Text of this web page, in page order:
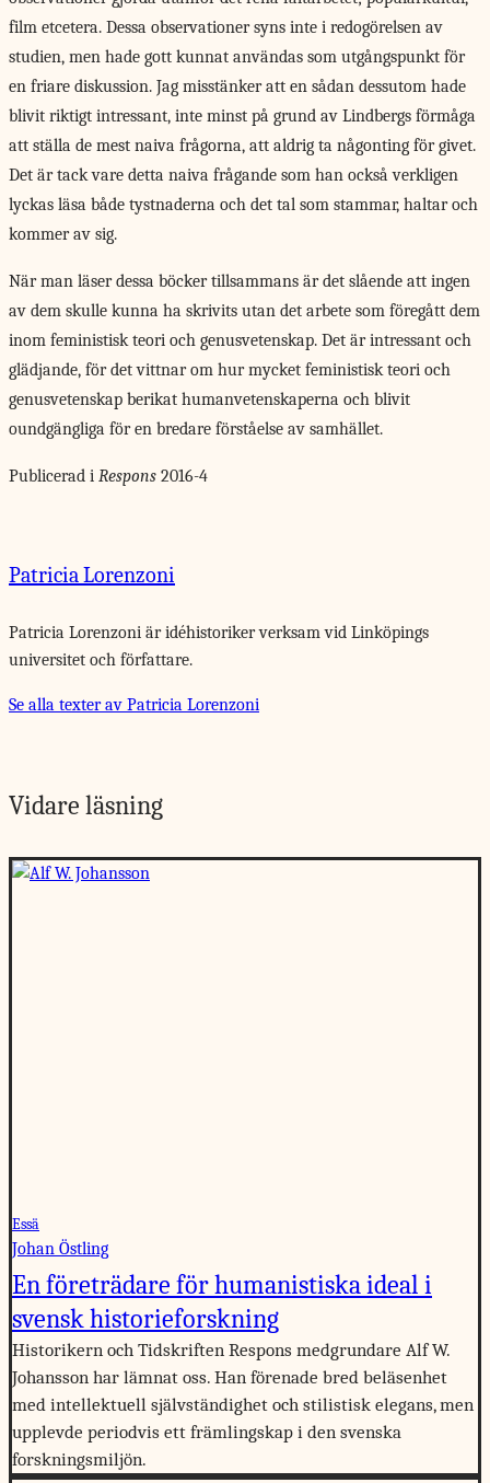
film etcetera. Dessa observationer syns inte i redogörelsen av
studien, men hade gott kunnat användas som utgångspunkt för
en friare diskussion. Jag misstänker att en sådan dessutom hade
blivit riktigt intressant, inte minst på grund av Lindbergs förmåga
att ställa de mest naiva frågorna, att aldrig ta någonting för givet.
Det är tack vare detta naiva frågande som han också verkligen
lyckas läsa både tystnaderna och det tal som stammar, haltar och
kommer av sig.
När man läser dessa böcker tillsammans är det slående att ingen
av dem skulle kunna ha skrivits utan det arbete som föregått dem
inom feministisk teori och genusvetenskap. Det är intressant och
glädjande, för det vittnar om hur mycket feministisk teori och
genusvetenskap berikat humanvetenskaperna och blivit
oundgängliga för en bredare förståelse av samhället.
Publicerad i Respons 2016-4
Patricia Lorenzoni
Patricia Lorenzoni är idéhistoriker verksam vid Linköpings
universitet och författare.
Se alla texter av Patricia Lorenzoni
Vidare läsning
Essä
Johan Östling
En företrädare för humanistiska ideal i
svensk historieforskning
Historikern och Tidskriften Respons medgrundare Alf W.
Johansson har lämnat oss. Han förenade bred beläsenhet
med intellektuell självständighet och stilistisk elegans, men
upplevde periodvis ett främlingskap i den svenska
forskningsmiljön.